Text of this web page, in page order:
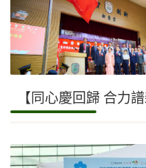
【同心慶回歸 合